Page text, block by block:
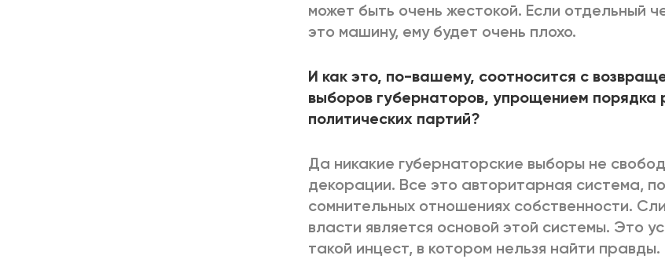
может быть очень жестокой. Если отдельный
это машину, ему будет очень плохо.
И как это, по-вашему, соотносится с
выборов губернаторов, упрощением порядка
политических партий?
Да никакие губернаторские выборы не
декорации. Все это авторитарная система,
сомнительных отношениях собственности.
власти является основой этой системы. Это
такой инцест, в котором нельзя найти правды.